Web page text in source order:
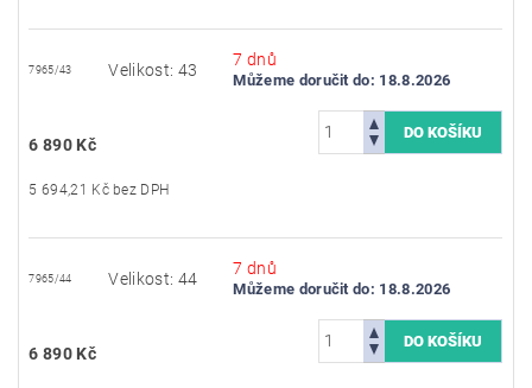
7965/43 Velikost: 43
7 dnů
Můžeme doručit do: 18.8.2026
6 890 Kč
5 694,21 Kč bez DPH
7965/44 Velikost: 44
7 dnů
Můžeme doručit do: 18.8.2026
6 890 Kč